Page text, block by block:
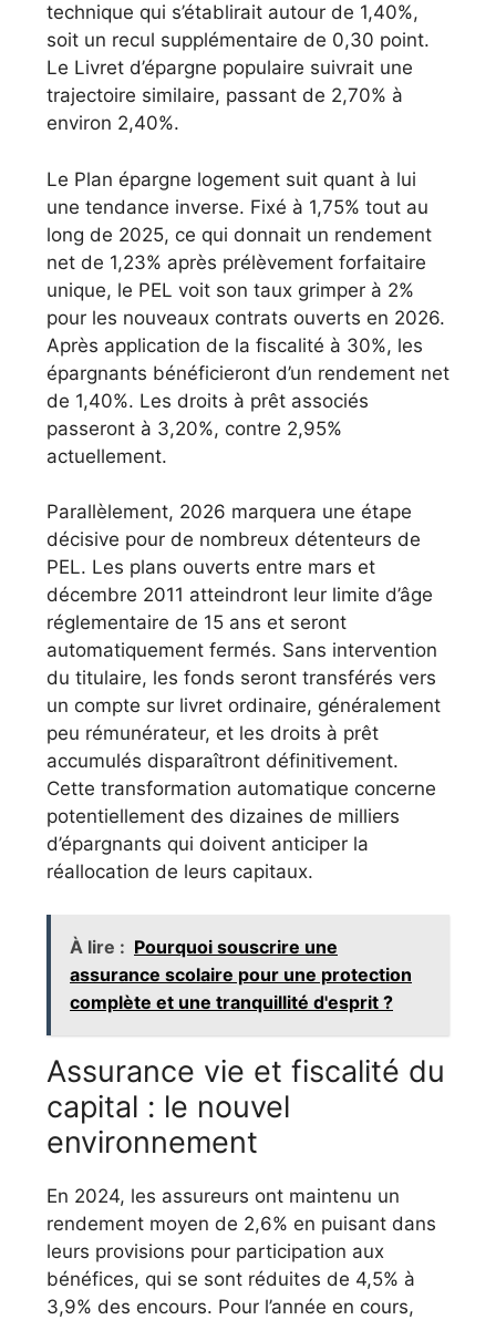
technique qui s’établirait autour de 1,40%,
soit un recul supplémentaire de 0,30 point.
Le Livret d’épargne populaire suivrait une
trajectoire similaire, passant de 2,70% à
environ 2,40%.
Le Plan épargne logement suit quant à lui
une tendance inverse. Fixé à 1,75% tout au
long de 2025, ce qui donnait un rendement
net de 1,23% après prélèvement forfaitaire
unique, le PEL voit son taux grimper à 2%
pour les nouveaux contrats ouverts en 2026.
Après application de la fiscalité à 30%, les
épargnants bénéficieront d’un rendement net
de 1,40%. Les droits à prêt associés
passeront à 3,20%, contre 2,95%
actuellement.
Parallèlement, 2026 marquera une étape
décisive pour de nombreux détenteurs de
PEL. Les plans ouverts entre mars et
décembre 2011 atteindront leur limite d’âge
réglementaire de 15 ans et seront
automatiquement fermés. Sans intervention
du titulaire, les fonds seront transférés vers
un compte sur livret ordinaire, généralement
peu rémunérateur, et les droits à prêt
accumulés disparaîtront définitivement.
Cette transformation automatique concerne
potentiellement des dizaines de milliers
d’épargnants qui doivent anticiper la
réallocation de leurs capitaux.
À lire : Pourquoi souscrire une
assurance scolaire pour une protection
complète et une tranquillité d'esprit ?
Assurance vie et fiscalité du
capital : le nouvel
environnement
En 2024, les assureurs ont maintenu un
rendement moyen de 2,6% en puisant dans
leurs provisions pour participation aux
bénéfices, qui se sont réduites de 4,5% à
3,9% des encours. Pour l’année en cours,